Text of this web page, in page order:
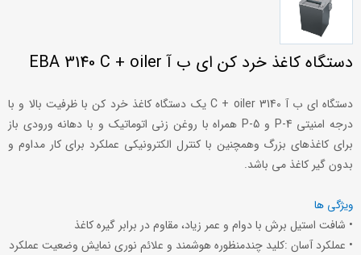
دستگاه کاغذ خرد کن ای ب آ EBA 3140 C + oiler
دستگاه ای ب آ 3140 C + oiler یک دستگاه کاغذ خرد کن با ظرفیت بالا و با
درجه امنیتی P-4 و P-5 همراه با روغن زنی اتوماتیک و با دهانه ورودی باز
برای کاغذهای بزرگ وهمچنین با کنترل الکترونیکی عملکرد برای کار مداوم و
بدون گیر کاغذ می باشد.
ویژگی ها
• شافت استیل برش با دوام و عمر زیاد، مقاوم در برابر گیره کاغذ
• عملکرد آسان :کلید چندمنظوره هوشمند و علائم نوری نمایش وضعیت عملکرد